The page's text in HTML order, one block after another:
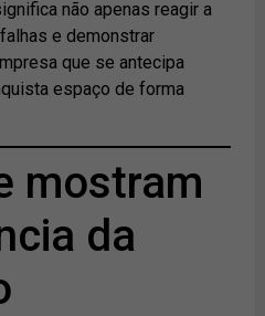
não apenas reagir a
e demonstrar
que se antecipa
espaço de forma
mostram
da